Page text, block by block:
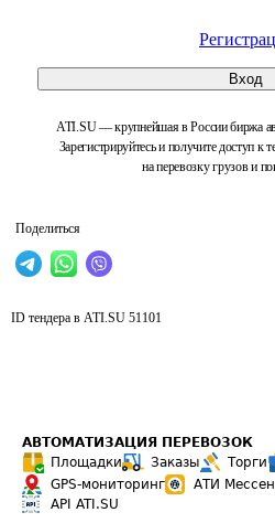
Вход
ATI.SU — крупнейшая в России биржа
Зарегистрируйтесь и получите доступ к
на перевозку грузов и
Поделиться
ID тендера в ATI.SU 51101
АВТОМАТИЗАЦИЯ ПЕРЕВОЗОК
Площадки
Заказы Торги
GPS-мониторинг
АТИ
API ATI.SU